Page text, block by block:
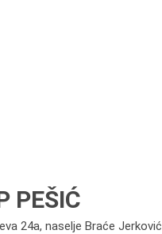
PEŠIĆ
24a, naselje Braće Jerković